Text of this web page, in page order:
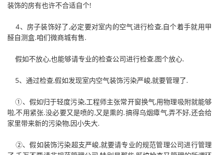
装饰的房有也许不合适自个!
4、房子装饰好了,必定要对室内的空气进行检查,自个着手就用甲
醛自测盒.咱们微商城有售.
假如不放心,也能够请专业的检查公司进行检查,图个放心.
5、通过检查,假如发现室内空气装饰污染严峻,就要管理了.
①、假如归于轻度污染,工程师主张常开窗换气,用物理吸附就能够
啦,不用紧张.没必要又是喷的,又是熏的.搞得乌烟瘴气,弄不好,还会给
家里带来新的污染物,因小失大.
②、假如装饰污染超支严峻,就要请专业的规范管理公司进行管理